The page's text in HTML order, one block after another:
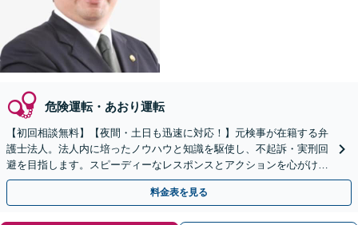
危険運転・あおり運転
【初回相談無料】【夜間・土日も迅速に対応！】元検事が在籍する弁
護士法人。法人内に培ったノウハウと知識を駆使し、不起訴・実刑回
避を目指します。スピーディーなレスポンスとアクションを心がけ、
最善の解決を目指します【電話相談可】
料金表を見る